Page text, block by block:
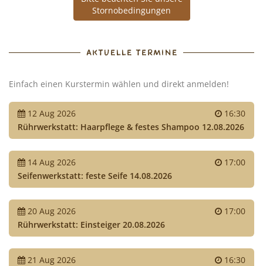
mixen!
Stornobedingungen
AKTUELLE TERMINE
Einfach einen Kurstermin wählen und direkt anmelden!
12 Aug 2026
16:30
Rührwerkstatt: Haarpflege & festes Shampoo 12.08.2026
14 Aug 2026
17:00
Seifenwerkstatt: feste Seife 14.08.2026
20 Aug 2026
17:00
Rührwerkstatt: Einsteiger 20.08.2026
21 Aug 2026
16:30